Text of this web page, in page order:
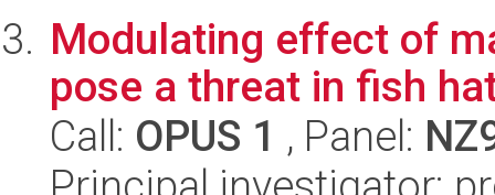
Modulating effect of
pose a threat in fish
Call: OPUS 1 , Panel: